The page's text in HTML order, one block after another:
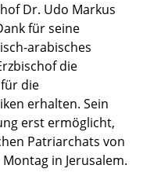
Dr. Udo Markus
für seine
arabisches
die
die
erhalten. Sein
erst ermöglicht,
Patriarchats von
in Jerusalem.